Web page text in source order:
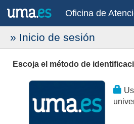
Oficina de
» Inicio de sesión
Escoja el método de